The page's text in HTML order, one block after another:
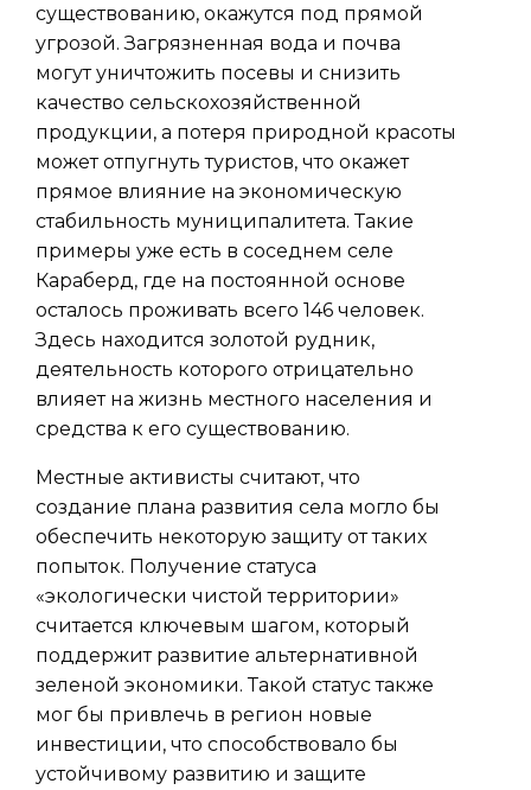
существованию, окажутся под прямой
угрозой. Загрязненная вода и почва
могут уничтожить посевы и снизить
качество сельскохозяйственной
продукции, а потеря природной красоты
может отпугнуть туристов, что окажет
прямое влияние на экономическую
стабильность муниципалитета. Такие
примеры уже есть в соседнем селе
Караберд, где на постоянной основе
осталось проживать всего 146 человек.
Здесь находится золотой рудник,
деятельность которого отрицательно
влияет на жизнь местного населения и
средства к его существованию.
Местные активисты считают, что
создание плана развития села могло бы
обеспечить некоторую защиту от таких
попыток. Получение статуса
«экологически чистой территории»
считается ключевым шагом, который
поддержит развитие альтернативной
зеленой экономики. Такой статус также
мог бы привлечь в регион новые
инвестиции, что способствовало бы
устойчивому развитию и защите